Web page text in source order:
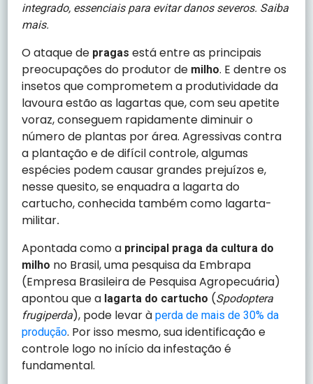
integrado, essenciais para evitar danos severos. Saiba
mais.
O ataque de pragas está entre as principais
preocupações do produtor de milho. E dentre os
insetos que comprometem a produtividade da
lavoura estão as lagartas que, com seu apetite
voraz, conseguem rapidamente diminuir o
número de plantas por área. Agressivas contra
a plantação e de difícil controle, algumas
espécies podem causar grandes prejuízos e,
nesse quesito, se enquadra a lagarta do
cartucho, conhecida também como lagarta-
militar.
Apontada como a principal praga da cultura do
milho no Brasil, uma pesquisa da Embrapa
(Empresa Brasileira de Pesquisa Agropecuária)
apontou que a lagarta do cartucho (Spodoptera
frugiperda), pode levar àperda de mais de 30% da
produção. Por isso mesmo, sua identificação e
controle logo no início da infestação é
fundamental.